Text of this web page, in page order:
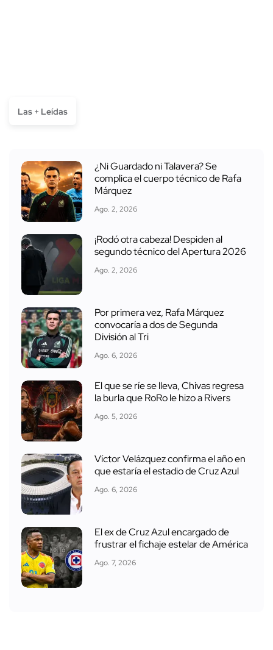
Las + Leídas
¿Ni Guardado ni Talavera? Se
complica el cuerpo técnico de Rafa
Márquez
Ago. 2, 2026
¡Rodó otra cabeza! Despiden al
segundo técnico del Apertura 2026
Ago. 2, 2026
Por primera vez, Rafa Márquez
convocaría a dos de Segunda
División al Tri
Ago. 6, 2026
El que se ríe se lleva, Chivas regresa
la burla que RoRo le hizo a Rivers
Ago. 5, 2026
Víctor Velázquez confirma el año en
que estaría el estadio de Cruz Azul
Ago. 6, 2026
El ex de Cruz Azul encargado de
frustrar el fichaje estelar de América
Ago. 7, 2026